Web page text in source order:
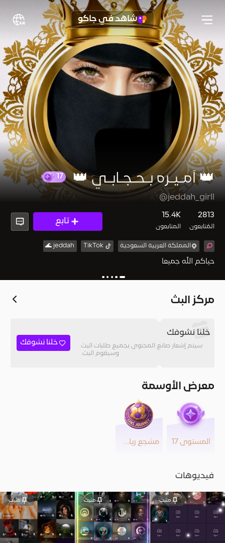
شاهد في جاكو
👑 أمـيـره بـحـجـابـي 👑
@jeddah_girll
2813
المُتابعون
15.4K
المتابعون
تابع
المملكة العربية السعودية TikTok
jeddah 🌊
حياكم الله جميعا
مركز البث
خلنا نشوفك
سيتم إشعار صانع المحتوى بجميع طلبات البث
وسيقوم البث.
خلنا نشوفك
معرض الأوسمة
المستوى 17 مشجع رياضي
فيديوهات
مثبت مثبت مثبت